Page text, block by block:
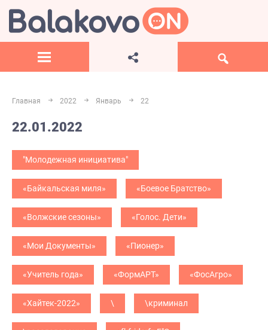
Главная 2022 Январь 22
22.01.2022
"Молодежная инициатива"
«Байкальская миля» «Боевое Братство»
«Волжские сезоны» «Голос. Дети»
«Мои Документы» «Пионер»
«Учитель года» «ФормАРТ» «ФосАгро»
«Хайтек-2022» \ \криминал